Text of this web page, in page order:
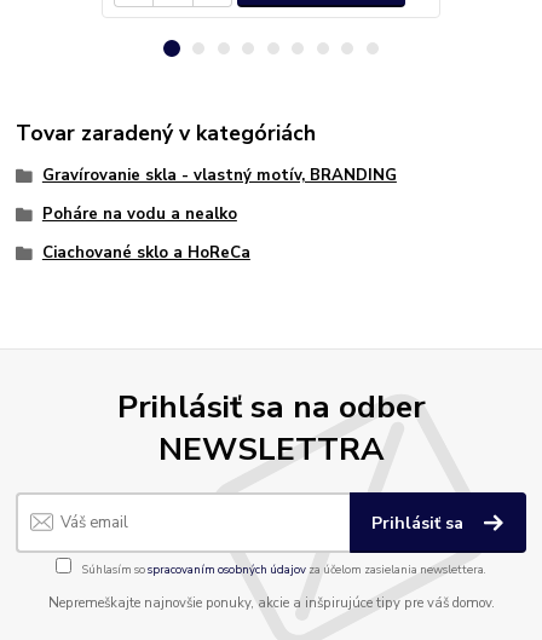
Tovar zaradený v kategóriách
Gravírovanie skla - vlastný motív, BRANDING
Poháre na vodu a nealko
Ciachované sklo a HoReCa
Prihlásiť sa na odber
NEWSLETTRA
Prihlásiť sa
Súhlasím sospracovaním osobných údajov za účelom zasielania newslettera.
Nepremeškajte najnovšie ponuky, akcie a inšpirujúce tipy pre váš domov.